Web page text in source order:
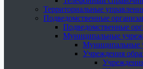
Территориальные
Подведомственные
Подведомственные
Муниципальные
Муниципальные
Учреждения